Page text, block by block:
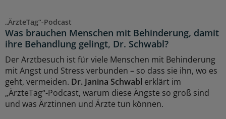
„ÄrzteTag“-Podcast
Was brauchen Menschen mit Behinderung, damit
ihre Behandlung gelingt, Dr. Schwabl?
Der Arztbesuch ist für viele Menschen mit Behinderung
mit Angst und Stress verbunden – so dass sie ihn, wo es
geht, vermeiden. Dr. Janina Schwabl erklärt im
„ÄrzteTag“-Podcast, warum diese Ängste so groß sind
und was Ärztinnen und Ärzte tun können.